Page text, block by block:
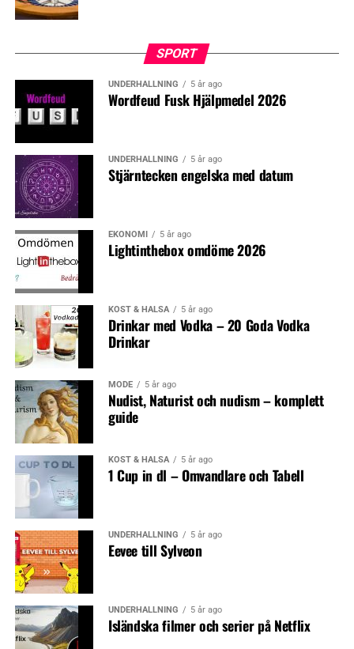
SPORT
UNDERHÅLLNING 5 år ago
Wordfeud Fusk Hjälpmedel 2026
UNDERHÅLLNING 5 år ago
Stjärntecken engelska med datum
EKONOMI 5 år ago
Lightinthebox omdöme 2026
KOST & HÄLSA 5 år ago
Drinkar med Vodka – 20 Goda Vodka
Drinkar
MODE 5 år ago
Nudist, Naturist och nudism – komplett
guide
KOST & HÄLSA 5 år ago
1 Cup in dl – Omvandlare och Tabell
UNDERHÅLLNING 5 år ago
Eevee till Sylveon
UNDERHÅLLNING 5 år ago
Isländska filmer och serier på Netflix